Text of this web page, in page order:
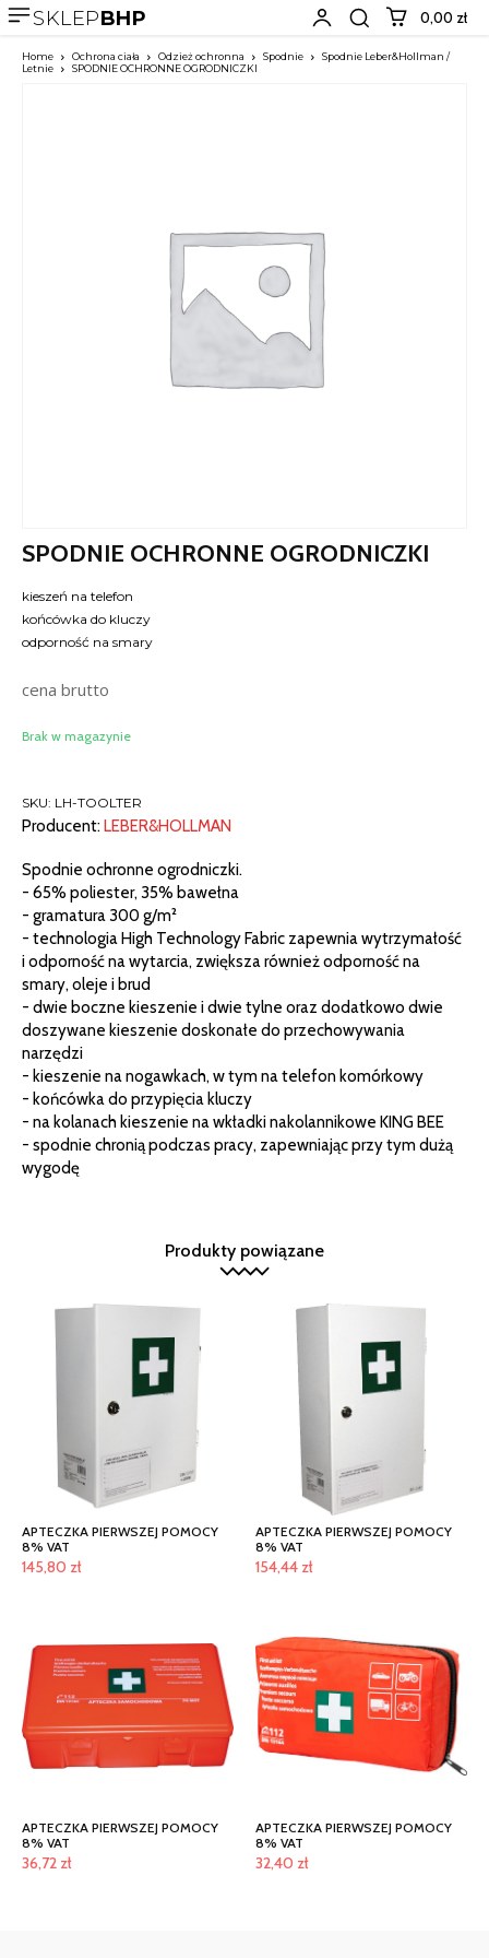
SKLEPBHP 0,00 zł
Home Ochrona ciała Odzież ochronna Spodnie
Spodnie Leber&Hollman /
Letnie
SPODNIE OCHRONNE OGRODNICZKI
SPODNIE OCHRONNE OGRODNICZKI
kieszeń na telefon
końcówka do kluczy
odporność na smary
cena brutto
Brak w magazynie
SKU: LH-TOOLTER
Producent:LEBER&HOLLMAN
Spodnie ochronne ogrodniczki.
- 65% poliester, 35% bawełna
- gramatura 300 g/m²
- technologia High Technology Fabric zapewnia wytrzymałość
i odporność na wytarcia, zwiększa również odporność na
smary, oleje i brud
- dwie boczne kieszenie i dwie tylne oraz dodatkowo dwie
doszywane kieszenie doskonałe do przechowywania
narzędzi
- kieszenie na nogawkach, w tym na telefon komórkowy
- końcówka do przypięcia kluczy
- na kolanach kieszenie na wkładki nakolannikowe KING BEE
- spodnie chronią podczas pracy, zapewniając przy tym dużą
wygodę
Produkty powiązane
APTECZKA PIERWSZEJ POMOCY
8% VAT
145,80 zł
APTECZKA PIERWSZEJ POMOCY
8% VAT
154,44 zł
APTECZKA PIERWSZEJ POMOCY
8% VAT
36,72 zł
APTECZKA PIERWSZEJ POMOCY
8% VAT
32,40 zł